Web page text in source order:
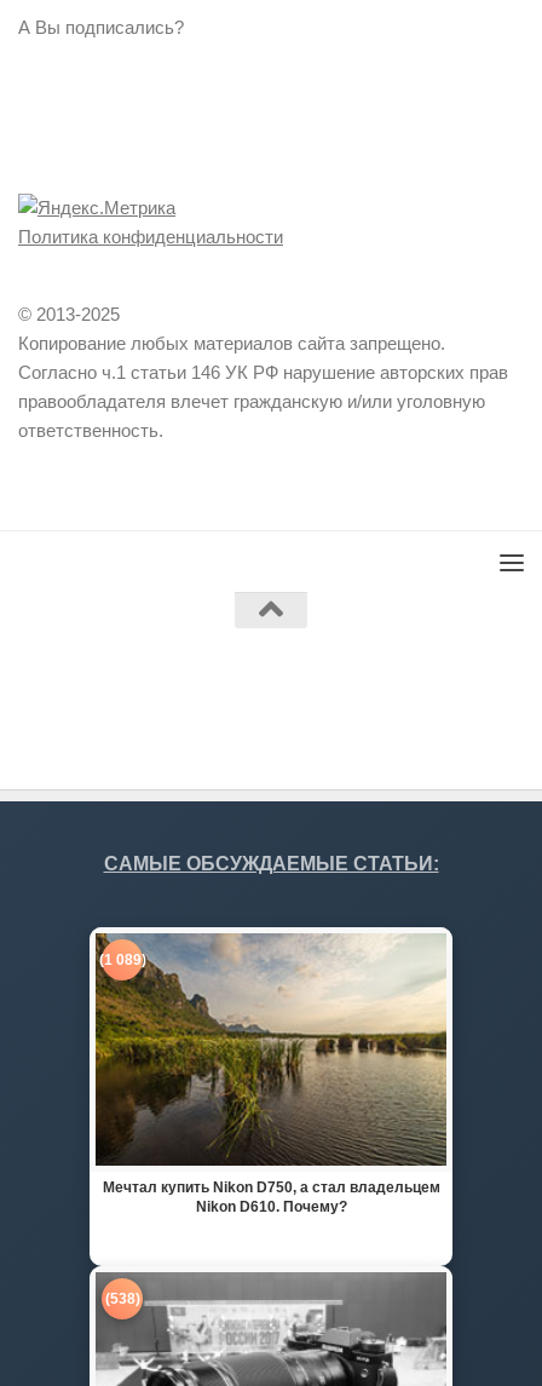
А Вы подписались?
Политика конфиденциальности
© 2013-2025
Копирование любых материалов сайта запрещено.
Согласно ч.1 статьи 146 УК РФ нарушение авторских прав
правообладателя влечет гражданскую и/или уголовную
ответственность.
САМЫЕ ОБСУЖДАЕМЫЕ СТАТЬИ:
(1 089)
Мечтал купить Nikon D750, а стал владельцем
Nikon D610. Почему?
(538)